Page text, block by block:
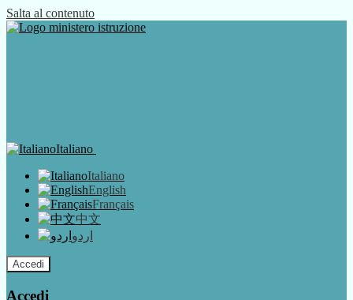
Salta al contenuto
Italiano
Italiano
English
Français
中文
اردو
Accedi
Accedi